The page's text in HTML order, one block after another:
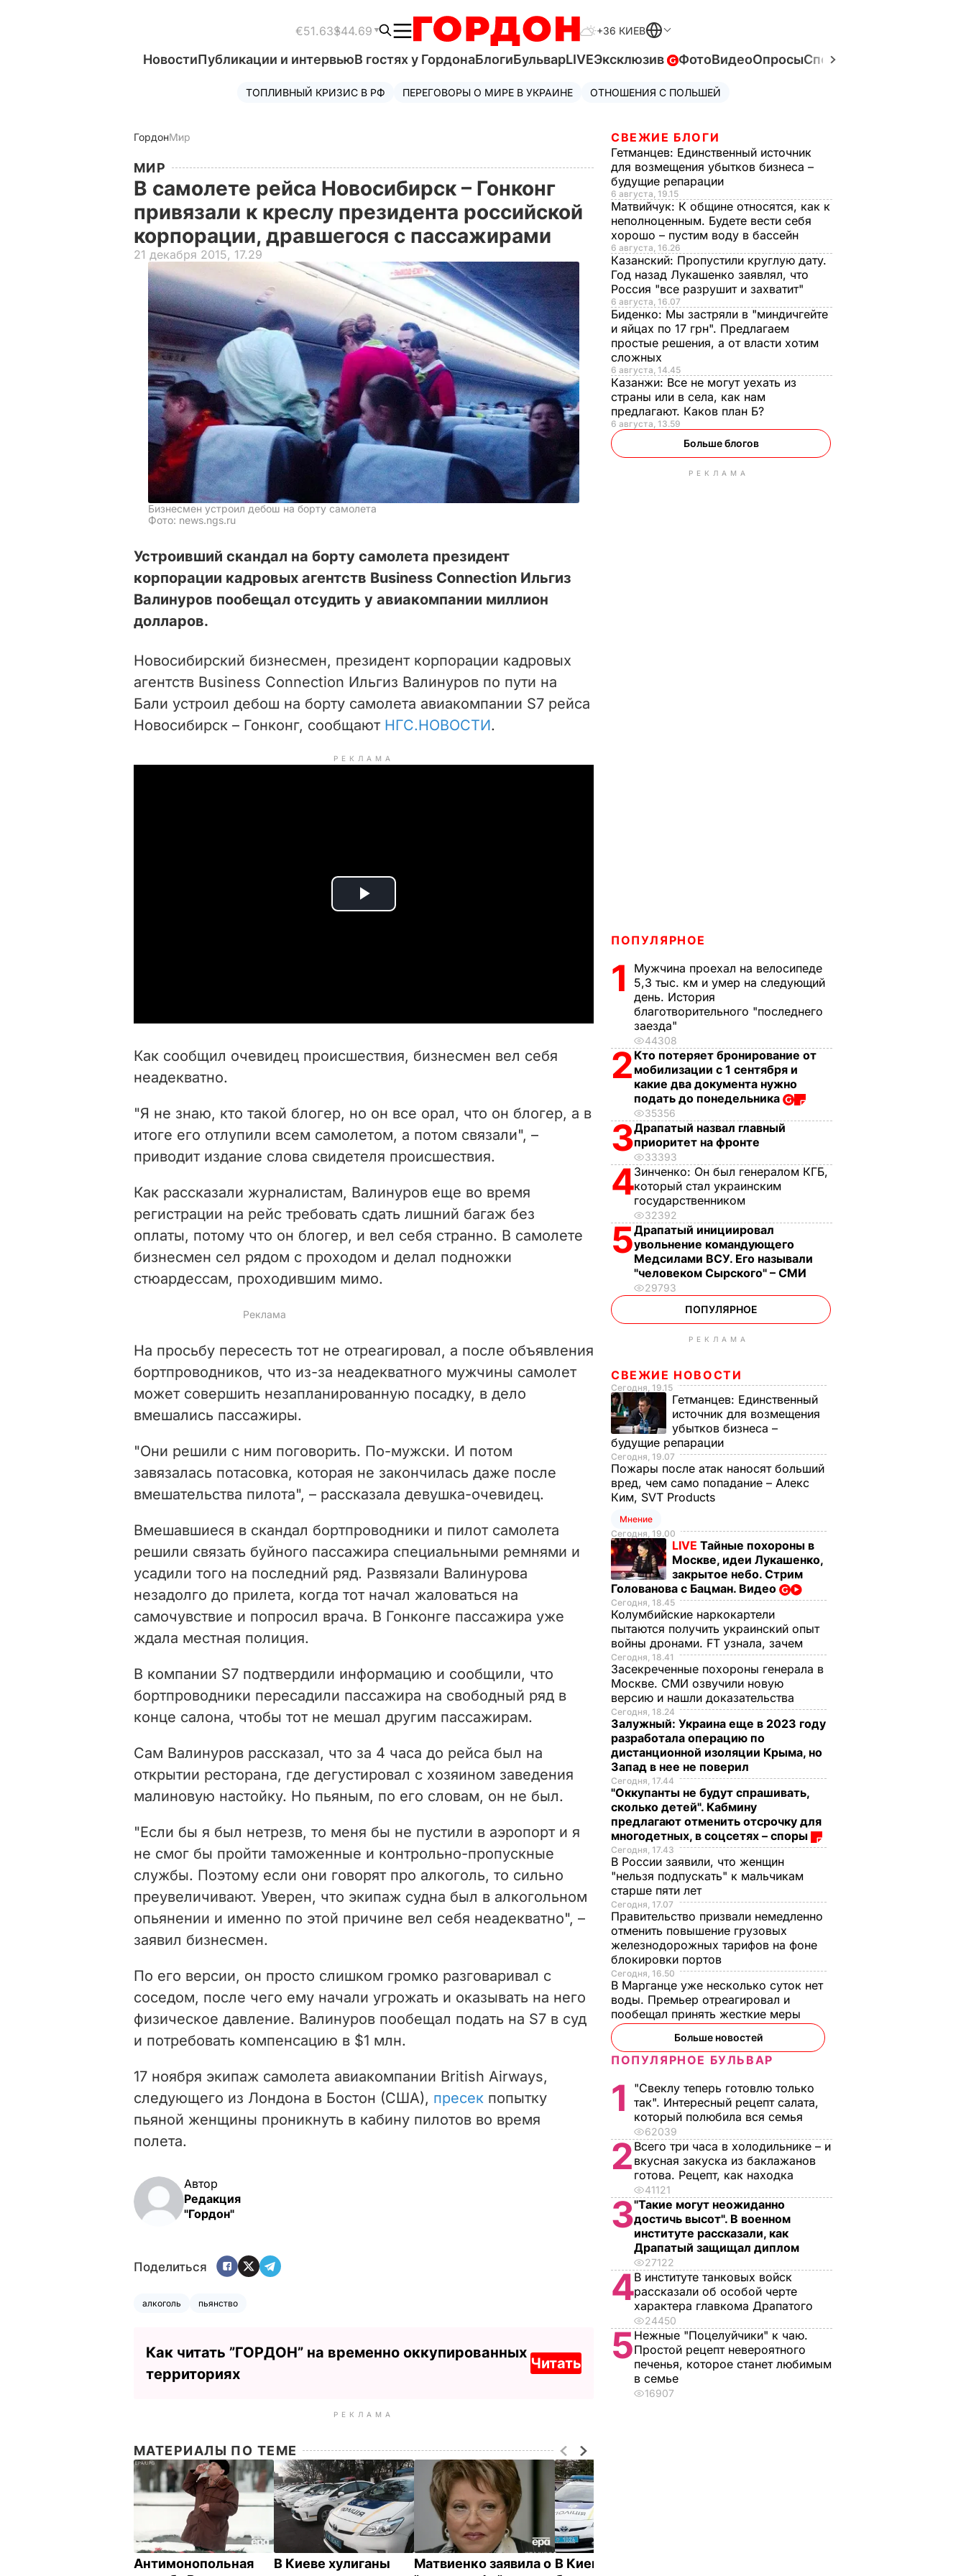
€51.63$44.69 +36 КИЕВ
НовостиПубликации и интервьюВ гостях у ГордонаБлогиБульварLIVEЭксклюзив ФотоВидеоОпросыСпецпроекты
ТОПЛИВНЫЙ КРИЗИС В РФ ПЕРЕГОВОРЫ О МИРЕ В УКРАИНЕ ОТНОШЕНИЯ С ПОЛЬШЕЙ
ГордонМир
МИР
В самолете рейса Новосибирск – Гонконг
привязали к креслу президента российской
корпорации, дравшегося с пассажирами
21 декабря 2015, 17.29
Бизнесмен устроил дебош на борту самолета
Фото: news.ngs.ru
Устроивший скандал на борту самолета президент
корпорации кадровых агентств Business Connection Ильгиз
Валинуров пообещал отсудить у авиакомпании миллион
долларов.
Новосибирский бизнесмен, президент корпорации кадровых
агентств Business Connection Ильгиз Валинуров по пути на
Бали устроил дебош на борту самолета авиакомпании S7 рейса
Новосибирск – Гонконг, сообщают НГС.НОВОСТИ.
РЕКЛАМА
P
d
e
o
Как сообщил очевидец происшествия, бизнесмен вел себя
неадекватно.
"Я не знаю, кто такой блогер, но он все орал, что он блогер, а в
итоге его отлупили всем самолетом, а потом связали", –
приводит издание слова свидетеля происшествия.
Как рассказали журналистам, Валинуров еще во время
регистрации на рейс требовать сдать лишний багаж без
оплаты, потому что он блогер, и вел себя странно. В самолете
бизнесмен сел рядом с проходом и делал подножки
стюардессам, проходившим мимо.
На просьбу пересесть тот не отреагировал, а после объявления
бортпроводников, что из-за неадекватного мужчины самолет
может совершить незапланированную посадку, в дело
вмешались пассажиры.
"Они решили с ним поговорить. По-мужски. И потом
завязалась потасовка, которая не закончилась даже после
вмешательства пилота", – рассказала девушка-очевидец.
Вмешавшиеся в скандал бортпроводники и пилот самолета
решили связать буйного пассажира специальными ремнями и
усадили того на последний ряд. Развязали Валинурова
незадолго до прилета, когда тот начал жаловаться на
самочувствие и попросил врача. В Гонконге пассажира уже
ждала местная полиция.
В компании S7 подтвердили информацию и сообщили, что
бортпроводники пересадили пассажира на свободный ряд в
конце салона, чтобы тот не мешал другим пассажирам.
Сам Валинуров рассказал, что за 4 часа до рейса был на
открытии ресторана, где дегустировал с хозяином заведения
малиновую настойку. Но пьяным, по его словам, он не был.
"Если бы я был нетрезв, то меня бы не пустили в аэропорт и я
не смог бы пройти таможенные и контрольно-пропускные
службы. Поэтому если они говорят про алкоголь, то сильно
преувеличивают. Уверен, что экипаж судна был в алкогольном
опьянении и именно по этой причине вел себя неадекватно", –
заявил бизнесмен.
По его версии, он просто слишком громко разговаривал с
соседом, после чего ему начали угрожать и оказывать на него
физическое давление. Валинуров пообещал подать на S7 в суд
и потребовать компенсацию в $1 млн.
17 ноября экипаж самолета авиакомпании British Airways,
следующего из Лондона в Бостон (США), пресек попытку
пьяной женщины проникнуть в кабину пилотов во время
полета.
Автор
Редакция
"Гордон"
Поделиться
алкоголь пьянство
Как читать ”ГОРДОН” на временно оккупированных
территориях
Читать
РЕКЛАМА
МАТЕРИАЛЫ ПО ТЕМЕ
Антимонопольная
В Киеве хулиганы
Матвиенко заявила о В Киеве отец
СВЕЖИЕ БЛОГИ
Гетманцев: Единственный источник
для возмещения убытков бизнеса –
будущие репарации
6 августа, 19.15
Матвийчук: К общине относятся, как к
неполноценным. Будете вести себя
хорошо – пустим воду в бассейн
6 августа, 16.26
Казанский: Пропустили круглую дату.
Год назад Лукашенко заявлял, что
Россия "все разрушит и захватит"
6 августа, 16.07
Биденко: Мы застряли в "миндичгейте
и яйцах по 17 грн". Предлагаем
простые решения, а от власти хотим
сложных
6 августа, 14.45
Казанжи: Все не могут уехать из
страны или в села, как нам
предлагают. Каков план Б?
6 августа, 13.59
Больше блогов
РЕКЛАМА
ПОПУЛЯРНОЕ
1
Мужчина проехал на велосипеде
5,3 тыс. км и умер на следующий
день. История
благотворительного "последнего
заезда"
44308
2 Кто потеряет бронирование от
мобилизации с 1 сентября и
какие два документа нужно
подать до понедельника
35356
3Драпатый назвал главный
приоритет на фронте
33393
4Зинченко: Он был генералом КГБ,
который стал украинским
государственником
32392
5Драпатый инициировал
увольнение командующего
Медсилами ВСУ. Его называли
"человеком Сырского" – СМИ
29793
ПОПУЛЯРНОЕ
РЕКЛАМА
СВЕЖИЕ НОВОСТИ
Сегодня, 19.15
Гетманцев: Единственный
источник для возмещения
убытков бизнеса –
будущие репарации
Сегодня, 19.07
Пожары после атак наносят больший
вред, чем само попадание – Алекс
Ким, SVT Products
Мнение
Сегодня, 19.00
LIVE Тайные похороны в
Москве, идеи Лукашенко,
закрытое небо. Стрим
Голованова с Бацман. Видео
Сегодня, 18.45
Колумбийские наркокартели
пытаются получить украинский опыт
войны дронами. FT узнала, зачем
Сегодня, 18.41
Засекреченные похороны генерала в
Москве. СМИ озвучили новую
версию и нашли доказательства
Сегодня, 18.24
Залужный: Украина еще в 2023 году
разработала операцию по
дистанционной изоляции Крыма, но
Запад в нее не поверил
Сегодня, 17.44
"Оккупанты не будут спрашивать,
сколько детей". Кабмину
предлагают отменить отсрочку для
многодетных, в соцсетях – споры
Сегодня, 17.43
В России заявили, что женщин
"нельзя подпускать" к мальчикам
старше пяти лет
Сегодня, 17.07
Правительство призвали немедленно
отменить повышение грузовых
железнодорожных тарифов на фоне
блокировки портов
Сегодня, 16.50
В Марганце уже несколько суток нет
воды. Премьер отреагировал и
пообещал принять жесткие меры
Больше новостей
ПОПУЛЯРНОЕ БУЛЬВАР
1
"Свеклу теперь готовлю только
так". Интересный рецепт салата,
который полюбила вся семья
62039
2 Всего три часа в холодильнике – и
вкусная закуска из баклажанов
готова. Рецепт, как находка
41121
3"Такие могут неожиданно
достичь высот". В военном
институте рассказали, как
Драпатый защищал диплом
27122
4В институте танковых войск
рассказали об особой черте
характера главкома Драпатого
24450
5Нежные "Поцелуйчики" к чаю.
Простой рецепт невероятного
печенья, которое станет любимым
в семье
16907